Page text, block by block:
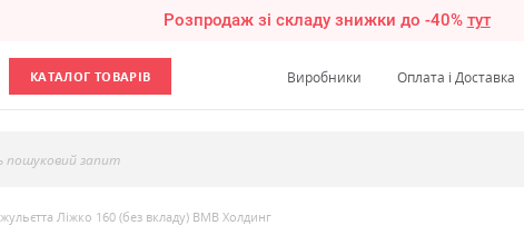
Розпродаж зі складу знижки до -40% тут
КАТАЛОГ ТОВАРІВ Виробники Оплата і Доставка
пошуковий запит
Ліжко 160 (без вкладу) ВМВ Холдинг